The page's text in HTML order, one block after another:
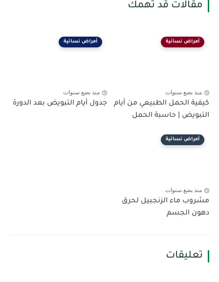
مقالات قد تهمك
أمراض نسائية
منذ بضع سنوات
كيفية الحمل الطبيعي من أيام
التبويض | حاسبة الحمل
أمراض نسائية
منذ بضع سنوات
جدول أيام التبويض بعد الدورة
أمراض نسائية
منذ بضع سنوات
مشروب ماء الزنجبيل لحرق
دهون الجسم
تعليقات